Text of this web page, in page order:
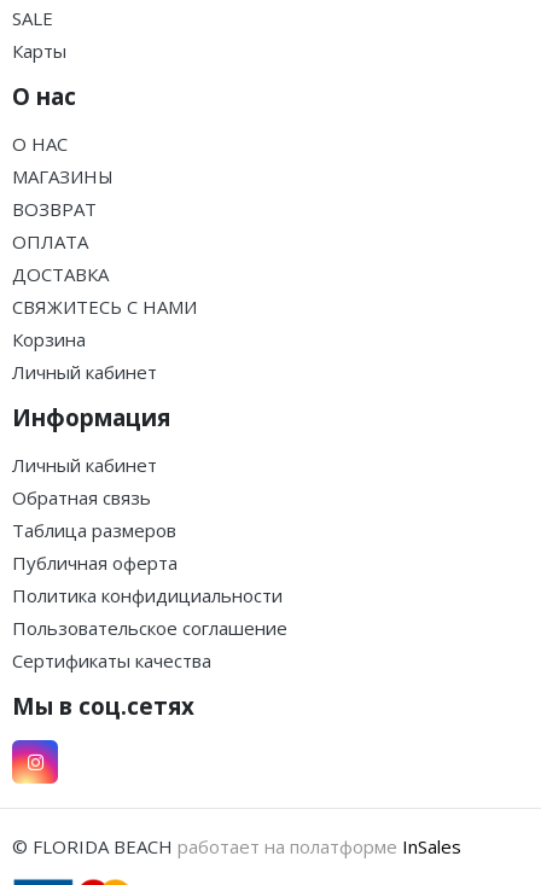
SALE
Карты
О нас
О НАС
МАГАЗИНЫ
ВОЗВРАТ
ОПЛАТА
ДОСТАВКА
СВЯЖИТЕСЬ С НАМИ
Корзина
Личный кабинет
Информация
Личный кабинет
Обратная связь
Таблица размеров
Публичная оферта
Политика конфидициальности
Пользовательское соглашение
Сертификаты качества
Мы в соц.сетях
© FLORIDA BEACH работает на полатформе InSales